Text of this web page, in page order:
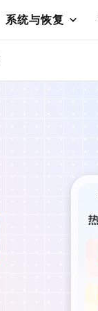
系统与恢复